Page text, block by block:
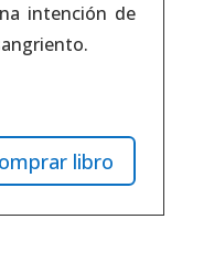
intención de
libro